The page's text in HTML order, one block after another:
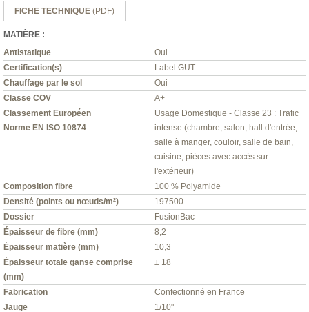
FICHE TECHNIQUE (PDF)
MATIÈRE :
Antistatique
Oui
Certification(s)
Label GUT
Chauffage par le sol
Oui
Classe COV
A+
Classement Européen
Norme EN ISO 10874
Usage Domestique - Classe 23 : Trafic
intense (chambre, salon, hall d'entrée,
salle à manger, couloir, salle de bain,
cuisine, pièces avec accès sur
l'extérieur)
Composition fibre
100 % Polyamide
Densité (points ou nœuds/m²)
197500
Dossier
FusionBac
Épaisseur de fibre (mm)
8,2
Épaisseur matière (mm)
10,3
Épaisseur totale ganse comprise
(mm)
± 18
Fabrication
Confectionné en France
Jauge
1/10"